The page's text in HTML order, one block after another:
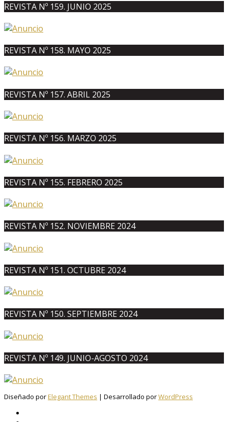
REVISTA Nº 159. JUNIO 2025
REVISTA Nº 158. MAYO 2025
REVISTA Nº 157. ABRIL 2025
REVISTA Nº 156. MARZO 2025
REVISTA Nº 155. FEBRERO 2025
REVISTA Nº 152. NOVIEMBRE 2024
REVISTA Nº 151. OCTUBRE 2024
REVISTA Nº 150. SEPTIEMBRE 2024
REVISTA Nº 149. JUNIO-AGOSTO 2024
Diseñado porElegant Themes | Desarrollado porWordPress